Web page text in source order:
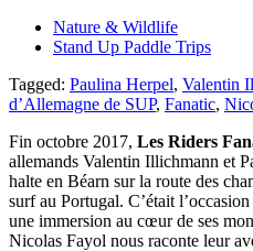
Nature & Wildlife
Stand Up Paddle Trips
Tagged: Paulina Herpel, Valentin
d’Allemagne de SUP, Fanatic,
Fin octobre 2017, Les Riders
allemands Valentin Illichmann et
halte en Béarn sur la route des
surf au Portugal. C’était
une immersion au cœur de ses
Nicolas Fayol nous raconte leur